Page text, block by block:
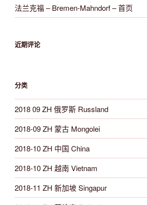
法兰克福 – Bremen-Mahndorf – 首页
近期评论
分类
2018 09 ZH 俄罗斯 Russland
2018-09 ZH 蒙古 Mongolei
2018-10 ZH 中国 China
2018-10 ZH 越南 Vietnam
2018-11 ZH 新加坡 Singapur